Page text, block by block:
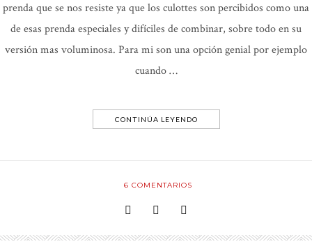
prenda que se nos resiste ya que los culottes son percibidos como una
de esas prenda especiales y difíciles de combinar, sobre todo en su
versión mas voluminosa. Para mi son una opción genial por ejemplo
cuando …
CONTINÚA LEYENDO
6 COMENTARIOS